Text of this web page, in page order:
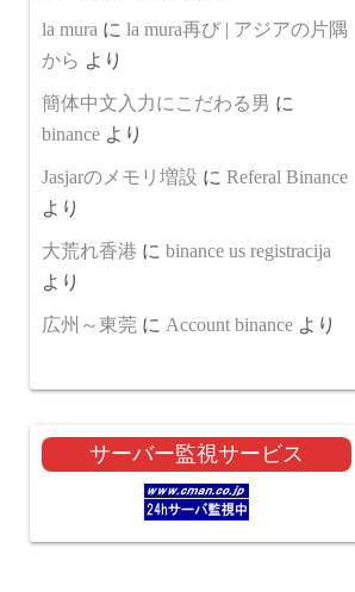
la mura に la mura再び | アジアの片隅
から より
簡体中文入力にこだわる男 に
binance より
Jasjarのメモリ増設 に Referal Binance
より
大荒れ香港 に binance us registracija
より
広州～東莞 に Account binance より
サーバー監視サービス